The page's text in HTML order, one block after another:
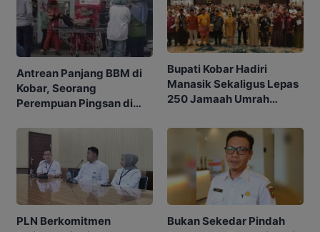
Antrean Panjang BBM di
Kobar, Seorang
Perempuan Pingsan di
Bupati Kobar Hadiri
Manasik Sekaligus Lepas
250 Jamaah Umrah
PLN Berkomitmen
Bukan Sekedar Pindah